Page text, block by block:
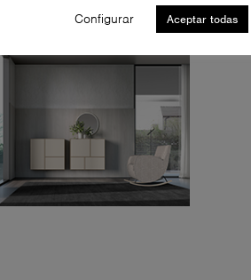
Configurar
Aceptar todas